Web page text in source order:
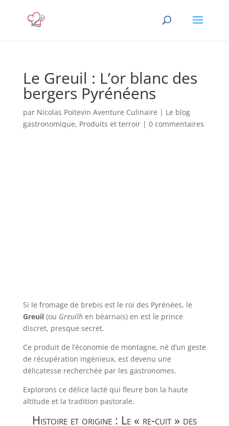
Le Greuil : L’or blanc des
bergers Pyrénéens
par Nicolas Poitevin Aventure Culinaire | Le blog
gastronomique, Produits et terroir| 0 commentaires
Si le fromage de brebis est le roi des Pyrénées, le
Greuil(ou Greuilhen béarnais) en est le prince
discret, presque secret.
Ce produit de l’économie de montagne, né d’un geste
de récupération ingénieux, est devenu une
délicatesse recherchée par les gastronomes.
Explorons ce délice lacté qui fleure bon la haute
altitude et la tradition pastorale.
Histoire et origine : Le « re-cuit » des